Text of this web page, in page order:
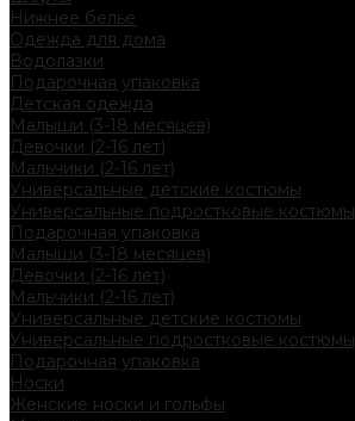
Нижнее белье
Одежда для дома
Водолазки
Подарочная упаковка
Детская одежда
Малыши (3-18 месяцев)
Девочки (2-16 лет)
Мальчики (2-16 лет)
Универсальные детские костюмы
Универсальные подростковые костюмы
Подарочная упаковка
Малыши (3-18 месяцев)
Девочки (2-16 лет)
Мальчики (2-16 лет)
Универсальные детские костюмы
Универсальные подростковые костюмы
Подарочная упаковка
Носки
Женские носки и гольфы